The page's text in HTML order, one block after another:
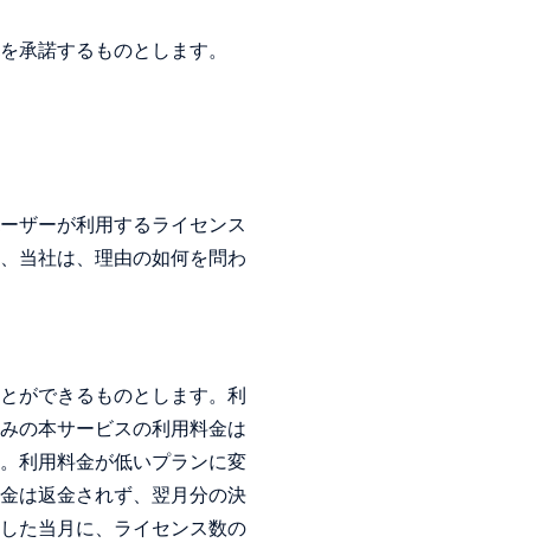
承諾するものとします。
ザーが利用するライセンス
当社は、理由の如何を問わ
ができるものとします。利
の本サービスの利用料金は
利用料金が低いプランに変
は返金されず、翌月分の決
た当月に、ライセンス数の